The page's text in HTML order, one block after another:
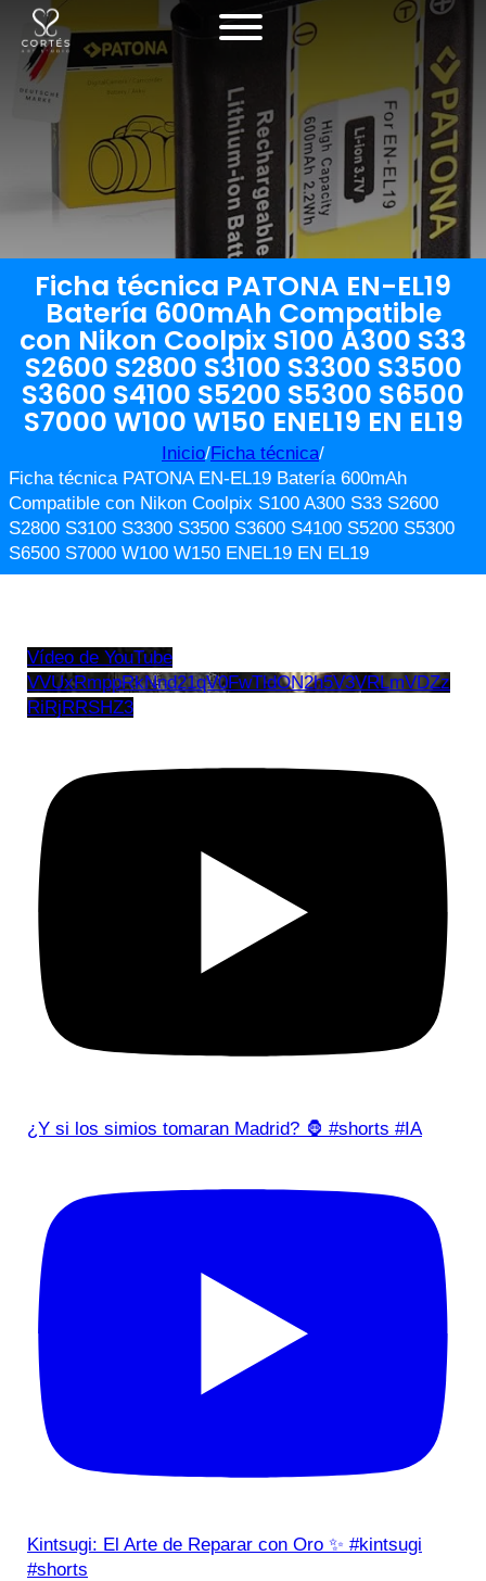
Ficha técnica PATONA EN-EL19
Batería 600mAh Compatible
con Nikon Coolpix S100 A300 S33
S2600 S2800 S3100 S3300 S3500
S3600 S4100 S5200 S5300 S6500
S7000 W100 W150 ENEL19 EN EL19
Inicio/Ficha técnica/
Ficha técnica PATONA EN-EL19 Batería 600mAh
Compatible con Nikon Coolpix S100 A300 S33 S2600
S2800 S3100 S3300 S3500 S3600 S4100 S5200 S5300
S6500 S7000 W100 W150 ENEL19 EN EL19
Vídeo de YouTube
VVUxRmppRkNnd21qV0FwTldON2h5V3VRLmVDZz
RiRjRRSHZ3
¿Y si los simios tomaran Madrid? 🦍 #shorts #IA
Kintsugi: El Arte de Reparar con Oro ✨ #kintsugi
#shorts